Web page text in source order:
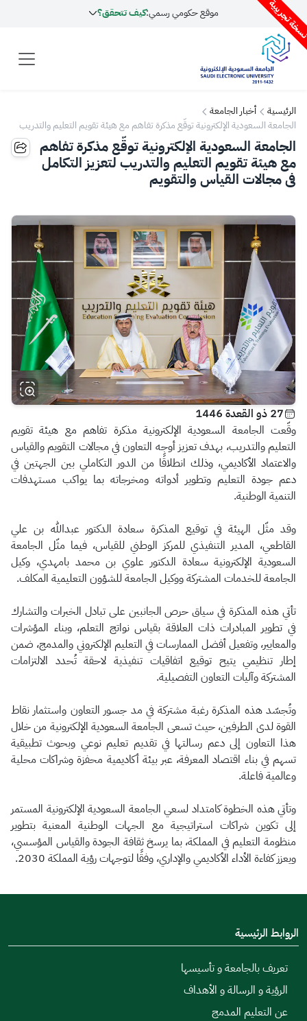
تجريبية موقع حكومي رسمي:كيف تتحقق؟
الرئيسية
أخبار الجامعة
الجامعة السعودية الإلكترونية توقّع مذكرة تفاهم مع هيئة تقويم التعليم والتدريب
لتعزيز التكامل في مجالات القياس والتقويم
الجامعة السعودية الإلكترونية توقّع مذكرة تفاهم
مع هيئة تقويم التعليم والتدريب لتعزيز التكامل
في مجالات القياس والتقويم
27 ذو القعدة 1446
وقّعت الجامعة السعودية الإلكترونية مذكرة تفاهم مع هيئة تقويم
التعليم والتدريب، بهدف تعزيز أوجه التعاون في مجالات التقويم والقياس
والاعتماد الأكاديمي، وذلك انطلاقًا من الدور التكاملي بين الجهتين في
دعم جودة التعليم وتطوير أدواته ومخرجاته بما يواكب مستهدفات
التنمية الوطنية.
وقد مثّل الهيئة في توقيع المذكرة سعادة الدكتور عبدالله بن علي
القاطعي، المدير التنفيذي للمركز الوطني للقياس، فيما مثّل الجامعة
السعودية الإلكترونية سعادة الدكتور علوي بن محمد بامهدي، وكيل
الجامعة للخدمات المشتركة ووكيل الجامعة للشؤون التعليمية المكلف.
تأتي هذه المذكرة في سياق حرص الجانبين على تبادل الخبرات والتشارك
في تطوير المبادرات ذات العلاقة بقياس نواتج التعلم، وبناء المؤشرات
والمعايير، وتفعيل أفضل الممارسات في التعليم الإلكتروني والمدمج، ضمن
إطار تنظيمي يتيح توقيع اتفاقيات تنفيذية لاحقة تُحدد الالتزامات
المشتركة وآليات التعاون التفصيلية.
وتُجسّد هذه المذكرة رغبة مشتركة في مد جسور التعاون واستثمار نقاط
القوة لدى الطرفين، حيث تسعى الجامعة السعودية الإلكترونية من خلال
هذا التعاون إلى دعم رسالتها في تقديم تعليم نوعي وبحوث تطبيقية
تسهم في بناء اقتصاد المعرفة، عبر بيئة أكاديمية محفزة وشراكات محلية
وعالمية فاعلة.
وتأتي هذه الخطوة كامتداد لسعي الجامعة السعودية الإلكترونية المستمر
إلى تكوين شراكات استراتيجية مع الجهات الوطنية المعنية بتطوير
منظومة التعليم في المملكة، بما يرسخ ثقافة الجودة والقياس المؤسسي،
ويعزز كفاءة الأداء الأكاديمي والإداري، وفقًا لتوجهات رؤية المملكة 2030.
الروابط الرئيسية
تعريف بالجامعة و تأسيسها
الرؤية و الرسالة و الأهداف
عن التعليم المدمج